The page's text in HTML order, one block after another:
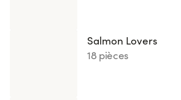
Salmon Lovers
18 pièces